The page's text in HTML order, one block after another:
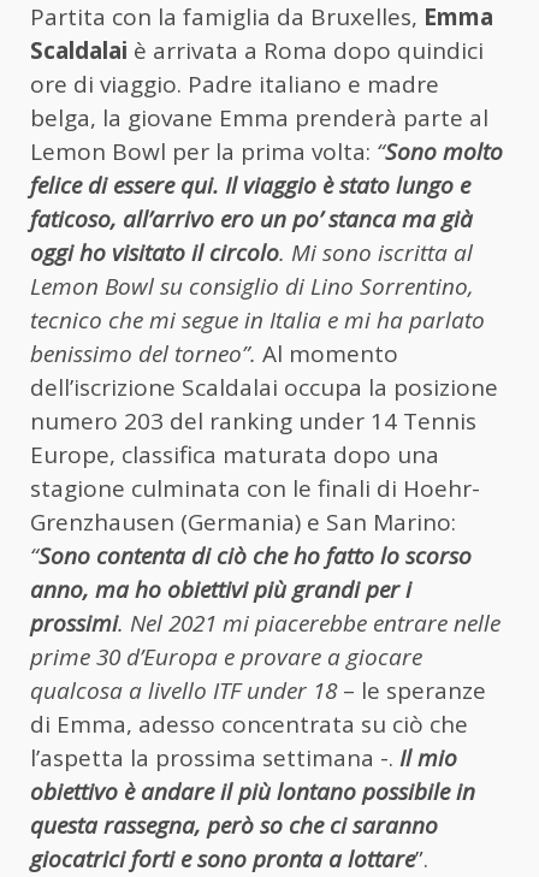
Partita con la famiglia da Bruxelles, Emma
Scaldalai è arrivata a Roma dopo quindici
ore di viaggio. Padre italiano e madre
belga, la giovane Emma prenderà parte al
Lemon Bowl per la prima volta: “Sono molto
felice di essere qui. Il viaggio è stato lungo e
faticoso, all’arrivo ero un po’ stanca ma già
oggi ho visitato il circolo. Mi sono iscritta al
Lemon Bowl su consiglio di Lino Sorrentino,
tecnico che mi segue in Italia e mi ha parlato
benissimo del torneo”. Al momento
dell’iscrizione Scaldalai occupa la posizione
numero 203 del ranking under 14 Tennis
Europe, classifica maturata dopo una
stagione culminata con le finali di Hoehr-
Grenzhausen (Germania) e San Marino:
“Sono contenta di ciò che ho fatto lo scorso
anno, ma ho obiettivi più grandi per i
prossimi. Nel 2021 mi piacerebbe entrare nelle
prime 30 d’Europa e provare a giocare
qualcosa a livello ITF under 18– le speranze
di Emma, adesso concentrata su ciò che
l’aspetta la prossima settimana -. Il mio
obiettivo è andare il più lontano possibile in
questa rassegna, però so che ci saranno
giocatrici forti e sono pronta a lottare”.